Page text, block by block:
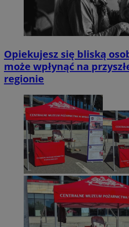
Opiekujesz się bliską
może wpłynąć na
regionie